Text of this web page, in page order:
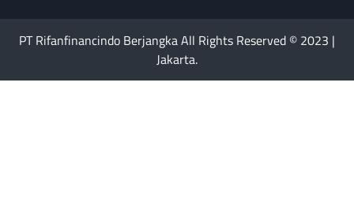
PT Rifanfinancindo Berjangka All Rights Reserved © 2023 |
Jakarta.